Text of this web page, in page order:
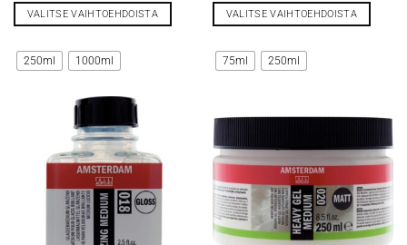
VALITSE VAIHTOEHDOISTA
tuotteella
on
muunnelma.
valinnat
tuotteen
250ml 1000ml
VALITSE VAIHTOEHDOISTA
tuotteella
on
Voit
tehdä
valinnat
tuotteen
sivulla.
75ml 250ml